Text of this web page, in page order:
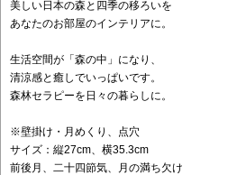
美しい日本の森と四季の移ろいを
あなたのお部屋のインテリアに。
生活空間が「森の中」になり、
清涼感と癒しでいっぱいです。
森林セラピーを日々の暮らしに。
※壁掛け・月めくり、点穴
サイズ：縦27cm、横35.3cm
前後月、二十四節気、月の満ち欠け